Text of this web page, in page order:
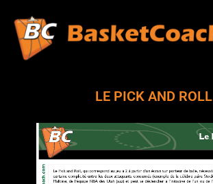
contenu
LE PICK AND ROLL